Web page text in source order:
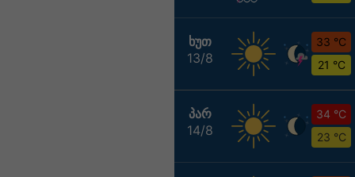
ᲮᲣᲗ
13/8
33 °C
21 °C
ᲞᲐᲠ
14/8
34 °C
23 °C